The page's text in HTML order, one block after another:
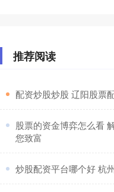
推荐阅读
配资炒股炒股 辽阳股票
股票的资金博弈怎么看
您致富
炒股配资平台哪个好 杭